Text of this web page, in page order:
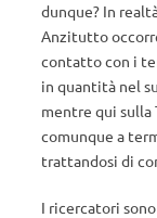
dunque? In
Anzitutto
contatto con i
in quantità nel
mentre qui sulla
comunque a
trattandosi di
I ricercatori